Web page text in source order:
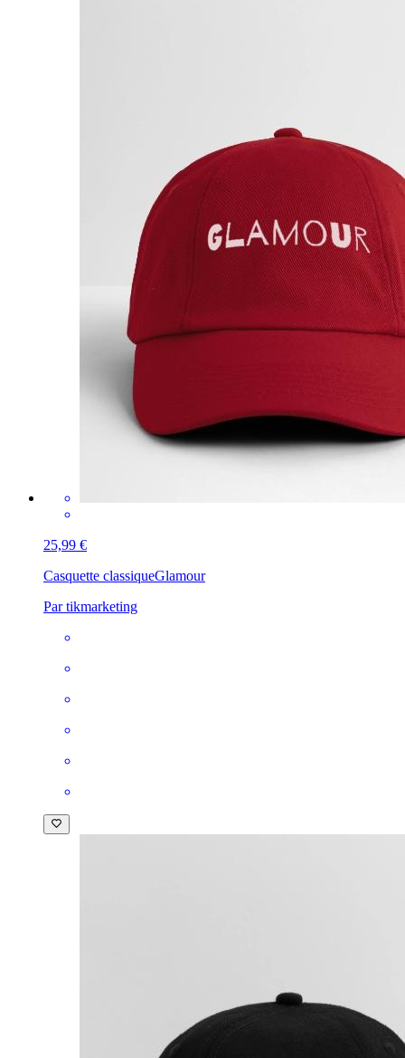
25,99 €
Casquette classiqueGlamour
Par tikmarketing